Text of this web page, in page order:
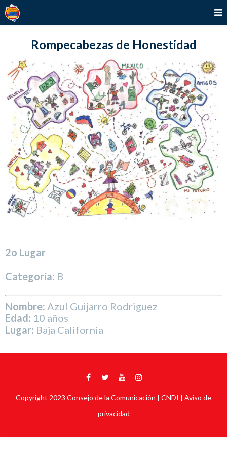
Rompecabezas de Honestidad
2o Lugar
Categoría: B
Nombre: Azul Guijarro Rodriguez
Edad: 10 años
Lugar: Baja California
Copyright 2023 Consejo de la Comunicación | CNDI | Aviso de
privacidad